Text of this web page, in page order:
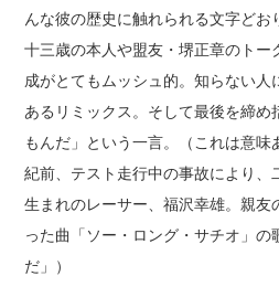
んな彼の歴史に触れられる文字ど
十三歳の本人や盟友・堺正章のト
成がとてもムッシュ的。知らない
あるリミックス。そして最後を締め
もんだ」という一言。（これは意
紀前、テスト走行中の事故により、
生まれのレーサー、福沢幸雄。親
った曲「ソー・ロング・サチオ」
だ」）